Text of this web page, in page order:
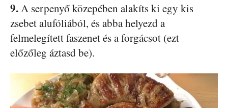
9.A serpenyő közepében alakíts ki egy kis
zsebet alufóliából, és abba helyezd a
felmelegített faszenet és a forgácsot (ezt
előzőleg áztasd be).